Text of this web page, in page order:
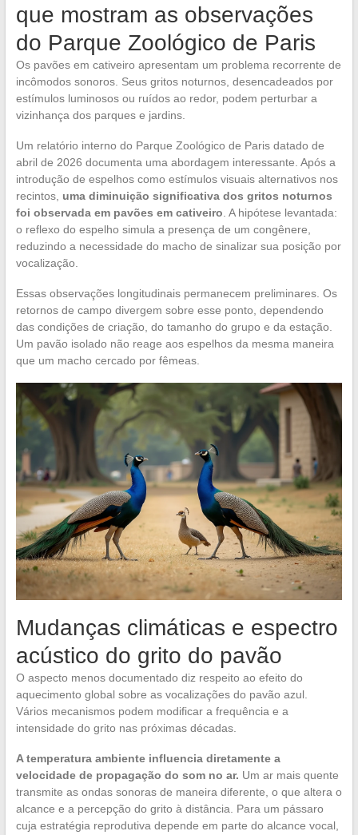
que mostram as observações
do Parque Zoológico de Paris
Os pavões em cativeiro apresentam um problema recorrente de
incômodos sonoros. Seus gritos noturnos, desencadeados por
estímulos luminosos ou ruídos ao redor, podem perturbar a
vizinhança dos parques e jardins.
Um relatório interno do Parque Zoológico de Paris datado de
abril de 2026 documenta uma abordagem interessante. Após a
introdução de espelhos como estímulos visuais alternativos nos
recintos, uma diminuição significativa dos gritos noturnos
foi observada em pavões em cativeiro . A hipótese levantada:
o reflexo do espelho simula a presença de um congênere,
reduzindo a necessidade do macho de sinalizar sua posição por
vocalização.
Essas observações longitudinais permanecem preliminares. Os
retornos de campo divergem sobre esse ponto, dependendo
das condições de criação, do tamanho do grupo e da estação.
Um pavão isolado não reage aos espelhos da mesma maneira
que um macho cercado por fêmeas.
Mudanças climáticas e espectro
acústico do grito do pavão
O aspecto menos documentado diz respeito ao efeito do
aquecimento global sobre as vocalizações do pavão azul.
Vários mecanismos podem modificar a frequência e a
intensidade do grito nas próximas décadas.
A temperatura ambiente influencia diretamente a
velocidade de propagação do som no ar. Um ar mais quente
transmite as ondas sonoras de maneira diferente, o que altera o
alcance e a percepção do grito à distância. Para um pássaro
cuja estratégia reprodutiva depende em parte do alcance vocal,